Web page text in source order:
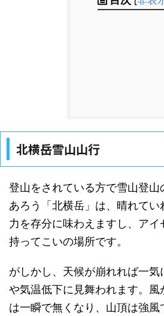
北横岳雪山山行
登山をされている方で雪山登
あろう「北横岳」は、晴れて
力を存分に味わえますし、ア
持ってこいの場所です。
がしかし、天候が崩れれば一
や気温低下に見舞われます。風
は一瞬で無くなり、山頂は強